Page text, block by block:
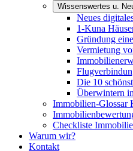
Wissenswertes u.
Neues
1-Kuna
Gründung
Vermietung
Die 10
Überwintern
Immobilien-Glossar
Checkliste
Warum wir?
Kontakt